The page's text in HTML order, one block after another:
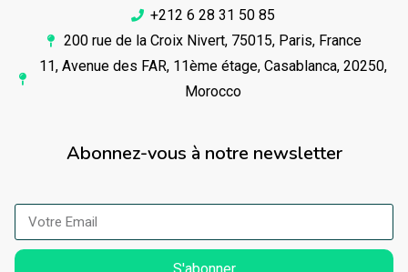
+212 6 28 31 50 85
200 rue de la Croix Nivert, 75015, Paris, France
11, Avenue des FAR, 11ème étage, Casablanca, 20250,
Morocco
Abonnez-vous à notre newsletter